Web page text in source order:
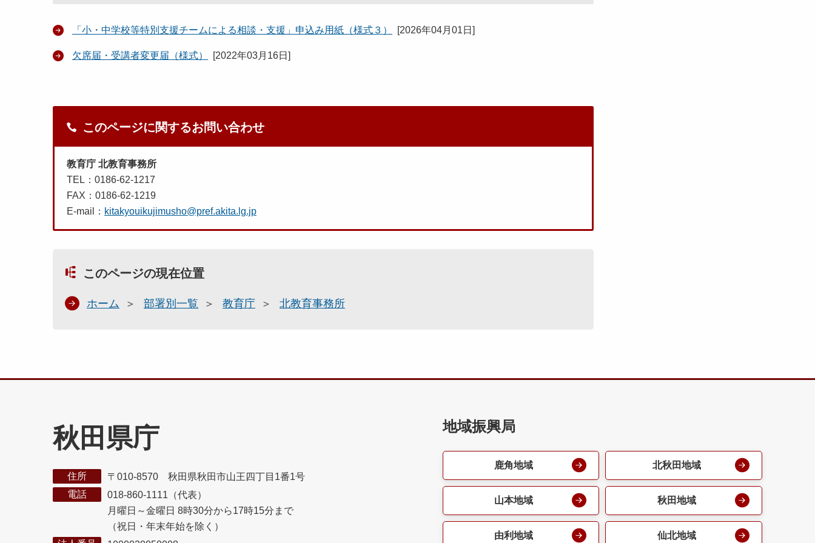
「小・中学校等特別支援チームによる相談・支援」申込み用紙（様式３） [2026年04月01日 ]
欠席届・受講者変更届（様式） [2022年03月16日 ]
このページに関するお問い合わせ
教育庁 北教育事務所
TEL：0186-62-1217
FAX：0186-62-1219
E-mail： kitakyouikujimusho@pref.akita.lg.jp
このページの現在位置
ホーム 部署別一覧 教育庁 北教育事務所
秋田県庁
住所
〒010-8570 秋田県秋田市山王四丁目1番1号
電話
018-860-1111（代表）
月曜日～金曜日 8時30分から17時15分まで
（祝日・年末年始を除く）
地域振興局
鹿角地域 北秋田地域
山本地域 秋田地域
由利地域 仙北地域